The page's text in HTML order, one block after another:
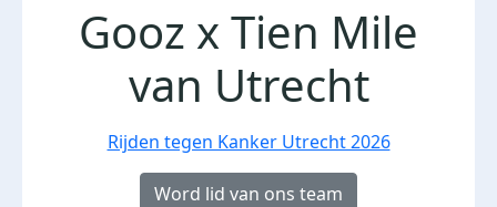
Gooz x Tien Mile
van Utrecht
Rijden tegen Kanker Utrecht 2026
Word lid van ons team